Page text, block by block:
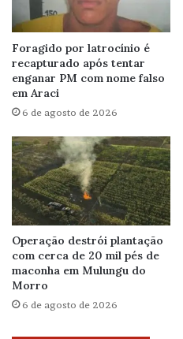
Foragido por latrocínio é
recapturado após tentar
enganar PM com nome falso
em Araci
6 de agosto de 2026
Operação destrói plantação
com cerca de 20 mil pés de
maconha em Mulungu do
Morro
6 de agosto de 2026